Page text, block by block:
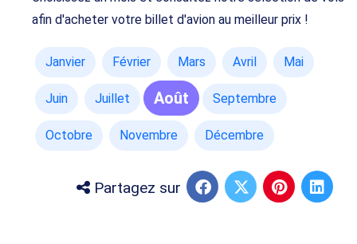
afin d'acheter votre billet d'avion au meilleur prix !
Janvier Février Mars Avril Mai
Juin Juillet Août Septembre
Octobre Novembre Décembre
Partagez sur